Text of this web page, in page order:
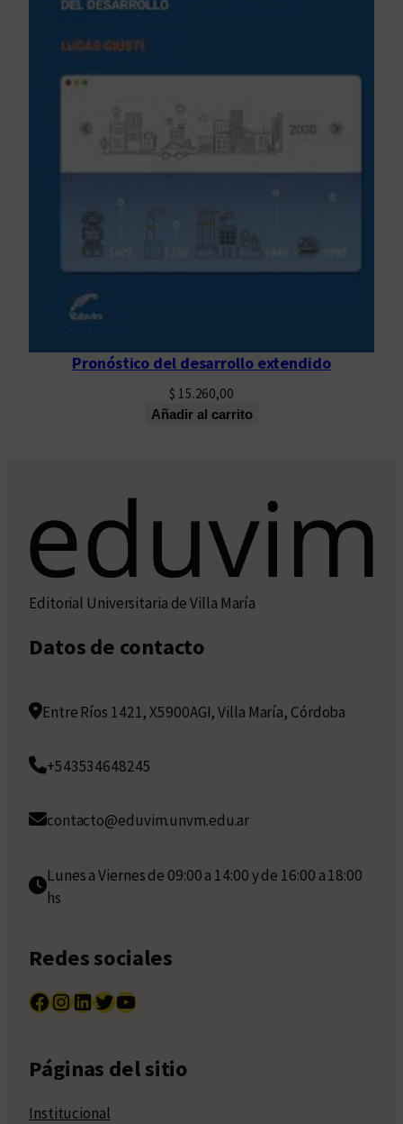
Pronóstico del desarrollo extendido
$ 15.260,00
Añadir al carrito
Editorial Universitaria de Villa María
Datos de contacto
Entre Ríos 1421, X5900AGI, Villa María, Córdoba
+543534648245
contacto@eduvim.unvm.edu.ar
Lunes a Viernes de 09:00 a 14:00 y de 16:00 a 18:00
hs
Redes sociales
Facebook InstagramLinkedIn Twitter YouTube
Páginas del sitio
Institucional